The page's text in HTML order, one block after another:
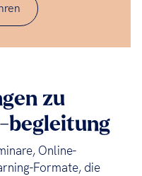
zu
begleitung
Online-
Formate, die